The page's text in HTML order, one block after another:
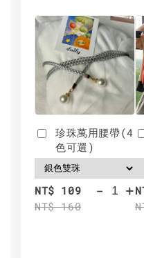
珍珠萬用腰帶(4
色可選)
NT$ 109
NT$ 160
- +